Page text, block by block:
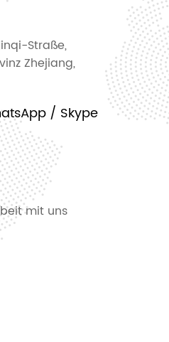
Straße,
Zhejiang,
/ Skype
mit uns